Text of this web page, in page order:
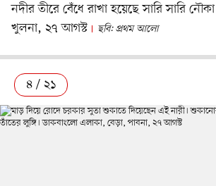
নদীর তীরে বেঁধে রাখা হয়েছে সারি সারি
খুলনা, ২৭ আগস্ট
ছবি: প্রথম আলো
৪ / ২১